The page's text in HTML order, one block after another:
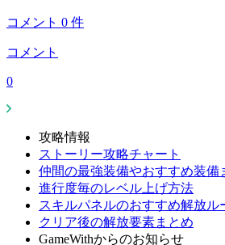
コメント 0 件
コメント
0
攻略情報
ストーリー攻略チャート
仲間の最強装備やおすすめ装備
進行度毎のレベル上げ方法
スキルパネルのおすすめ解放ル
クリア後の解放要素まとめ
GameWithからのお知らせ